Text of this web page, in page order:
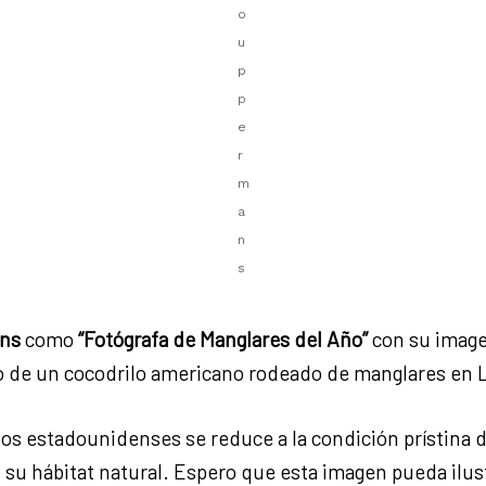
o
u
p
p
e
r
m
a
n
s
como “Fotógrafa de Manglares del Año”con su
un cocodrilo americano rodeado de manglares en
estadounidenses se reduce a la condición prístina
hábitat natural. Espero que esta imagen pueda